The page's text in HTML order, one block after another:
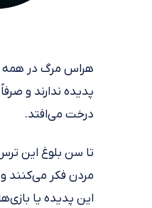
هراس مرگ در همه
پدیده ندارند و
درخت می‌افتد.
تا سن بلوغ این ترس
مردن فکر می‌کنند
این پدیده یا